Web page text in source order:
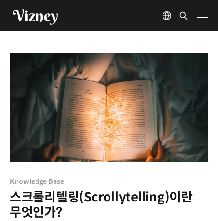
Knowledge Base
스크롤리텔링(Scrollytelling)이란
무엇인가?